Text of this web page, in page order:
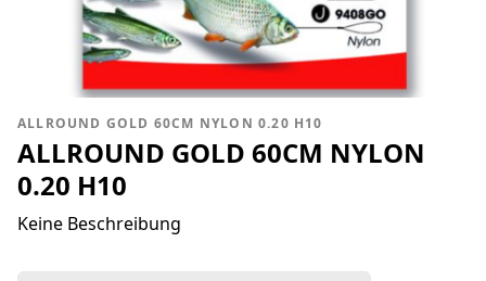
ALLROUND GOLD 60CM NYLON 0.20 H10
ALLROUND GOLD 60CM NYLON
0.20 H10
Keine Beschreibung